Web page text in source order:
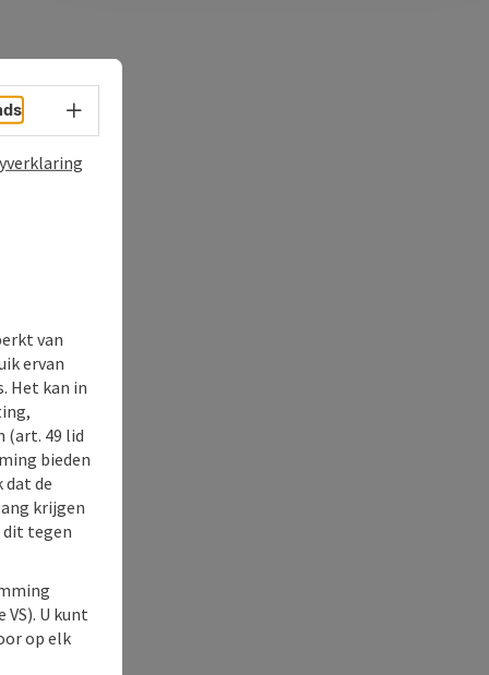
Taalkeuze - menu openen
van
ervan
Het kan in
(art. 49 lid
bieden
dat de
krijgen
dit tegen
U kunt
op elk